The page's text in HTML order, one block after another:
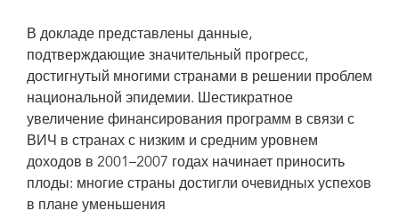
В докладе представлены данные,
подтверждающие значительный прогресс,
достигнутый многими странами в решении проблем
национальной эпидемии. Шестикратное
увеличение финансирования программ в связи с
ВИЧ в странах с низким и средним уровнем
доходов в 2001–2007 годах начинает приносить
плоды: многие страны достигли очевидных успехов
в плане уменьшения